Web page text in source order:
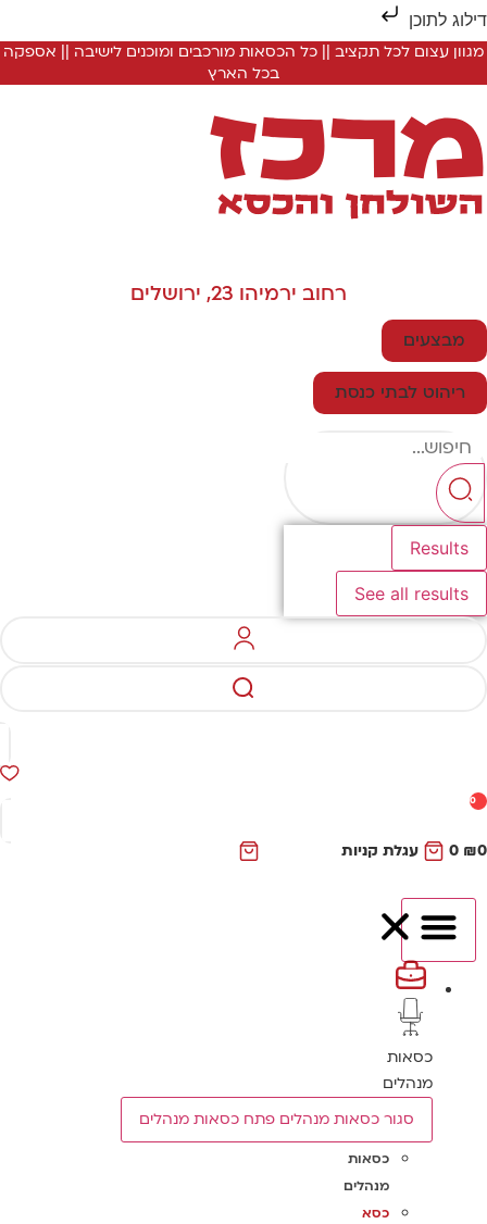
לתוכן
מגוון עצום לכל תקציב || כל הכסאות מורכבים ומוכנים לישיבה || אספקה
בכל הארץ
רחוב ירמיהו 23, ירושלים
מבצעים
ריהוט לבתי כנסת
Results
See all results
0
₪
0 עגלת קניות
כסאות
מנהלים
סגור כסאות מנהלים פתח כסאות מנהלים
כסאות
מנהלים
כסא